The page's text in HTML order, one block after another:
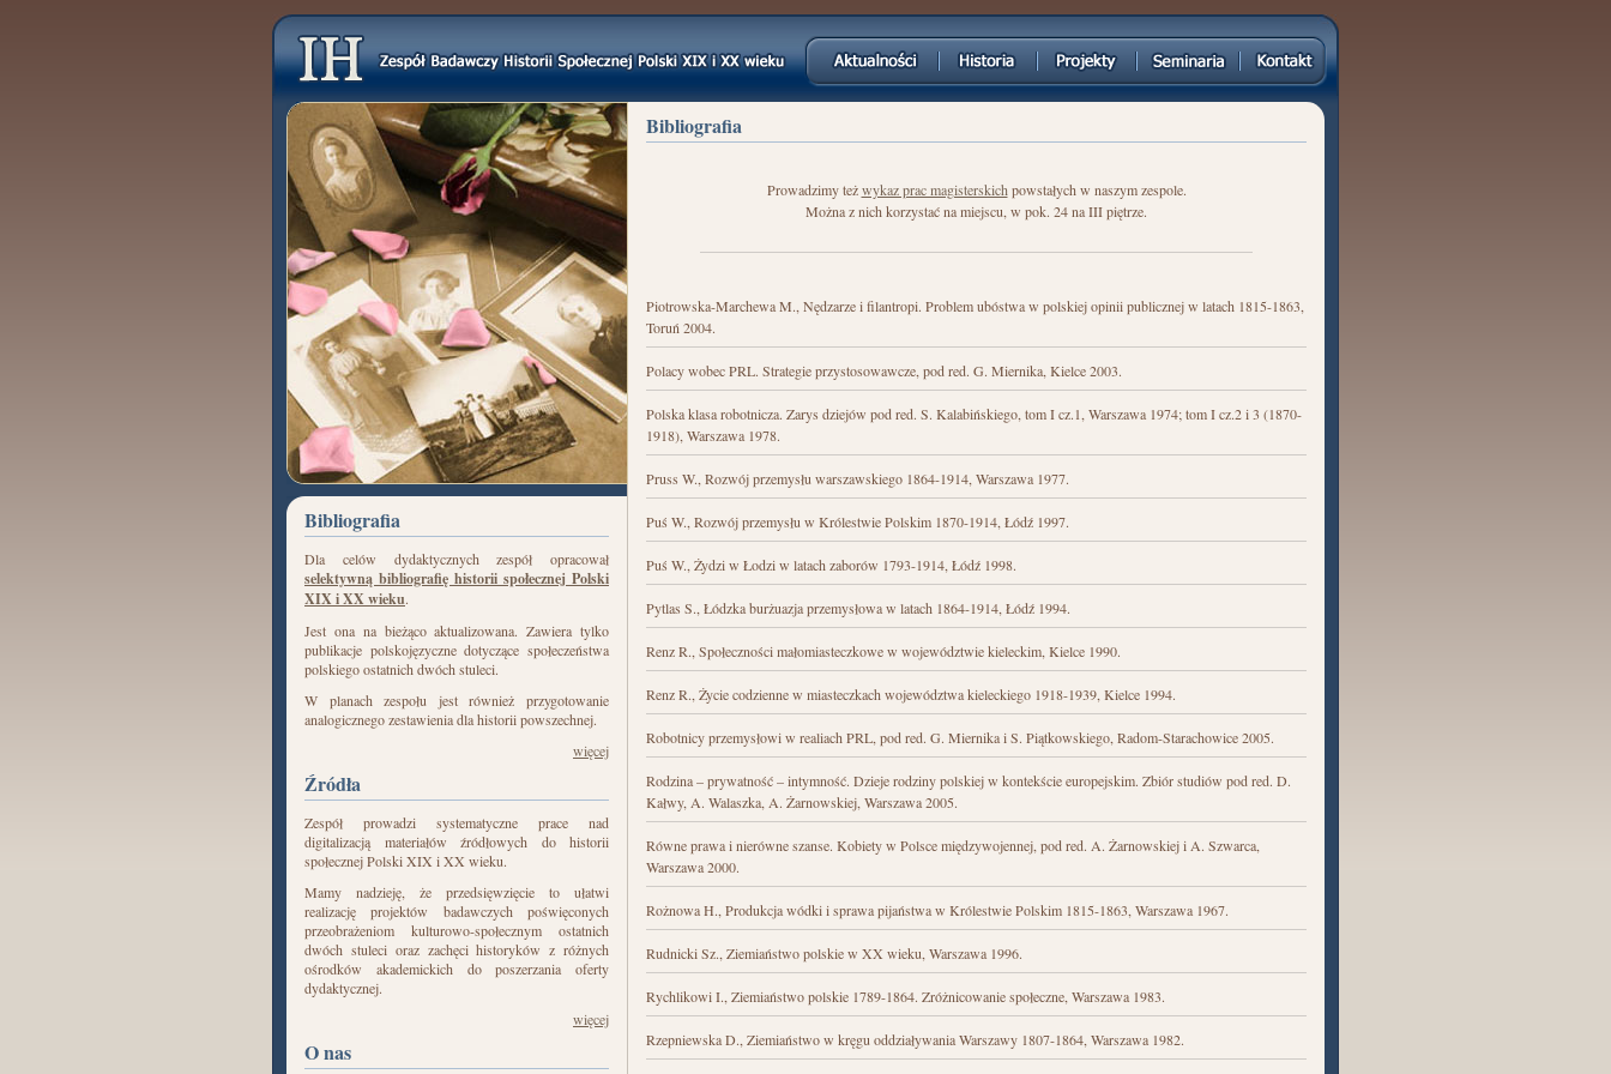
Jump to navigation
Bibliografia
Prowadzimy teżwykaz prac magisterskich powstałych w naszym zespole.
Można z nich korzystać na miejscu, w pok. 24 na III piętrze.
Piotrowska-Marchewa M., Nędzarze i filantropi. Problem ubóstwa w polskiej opinii publicznej w latach 1815-1863,
Toruń 2004.
Polacy wobec PRL. Strategie przystosowawcze, pod red. G. Miernika, Kielce 2003.
Polska klasa robotnicza. Zarys dziejów pod red. S. Kalabińskiego, tom I cz.1, Warszawa 1974; tom I cz.2 i 3 (1870-
1918), Warszawa 1978.
Pruss W., Rozwój przemysłu warszawskiego 1864-1914, Warszawa 1977.
Puś W., Rozwój przemysłu w Królestwie Polskim 1870-1914, Łódź 1997.
Puś W., Żydzi w Łodzi w latach zaborów 1793-1914, Łódź 1998.
Pytlas S., Łódzka burżuazja przemysłowa w latach 1864-1914, Łódź 1994.
Renz R., Społeczności małomiasteczkowe w województwie kieleckim, Kielce 1990.
Renz R., Życie codzienne w miasteczkach województwa kieleckiego 1918-1939, Kielce 1994.
Robotnicy przemysłowi w realiach PRL, pod red. G. Miernika i S. Piątkowskiego, Radom-Starachowice 2005.
Rodzina – prywatność – intymność. Dzieje rodziny polskiej w kontekście europejskim. Zbiór studiów pod red. D.
Kałwy, A. Walaszka, A. Żarnowskiej, Warszawa 2005.
Równe prawa i nierówne szanse. Kobiety w Polsce międzywojennej, pod red. A. Żarnowskiej i A. Szwarca,
Warszawa 2000.
Rożnowa H., Produkcja wódki i sprawa pijaństwa w Królestwie Polskim 1815-1863, Warszawa 1967.
Rudnicki Sz., Ziemiaństwo polskie w XX wieku, Warszawa 1996.
Rychlikowi I., Ziemiaństwo polskie 1789-1864. Zróżnicowanie społeczne, Warszawa 1983.
Rzepniewska D., Ziemiaństwo w kręgu oddziaływania Warszawy 1807-1864, Warszawa 1982.
Bibliografia
Dla celów dydaktycznych zespół opracował
selektywną bibliografię historii społecznej Polski
XIX i XX wieku.
Jest ona na bieżąco aktualizowana. Zawiera tylko
publikacje polskojęzyczne dotyczące społeczeństwa
polskiego ostatnich dwóch stuleci.
W planach zespołu jest również przygotowanie
analogicznego zestawienia dla historii powszechnej.
więcej
Źródła
Zespół prowadzi systematyczne prace nad
digitalizacją materiałów źródłowych do historii
społecznej Polski XIX i XX wieku.
Mamy nadzieję, że przedsięwzięcie to ułatwi
realizację projektów badawczych poświęconych
przeobrażeniom kulturowo-społecznym ostatnich
dwóch stuleci oraz zachęci historyków z różnych
ośrodków akademickich do poszerzania oferty
dydaktycznej.
więcej
O nas